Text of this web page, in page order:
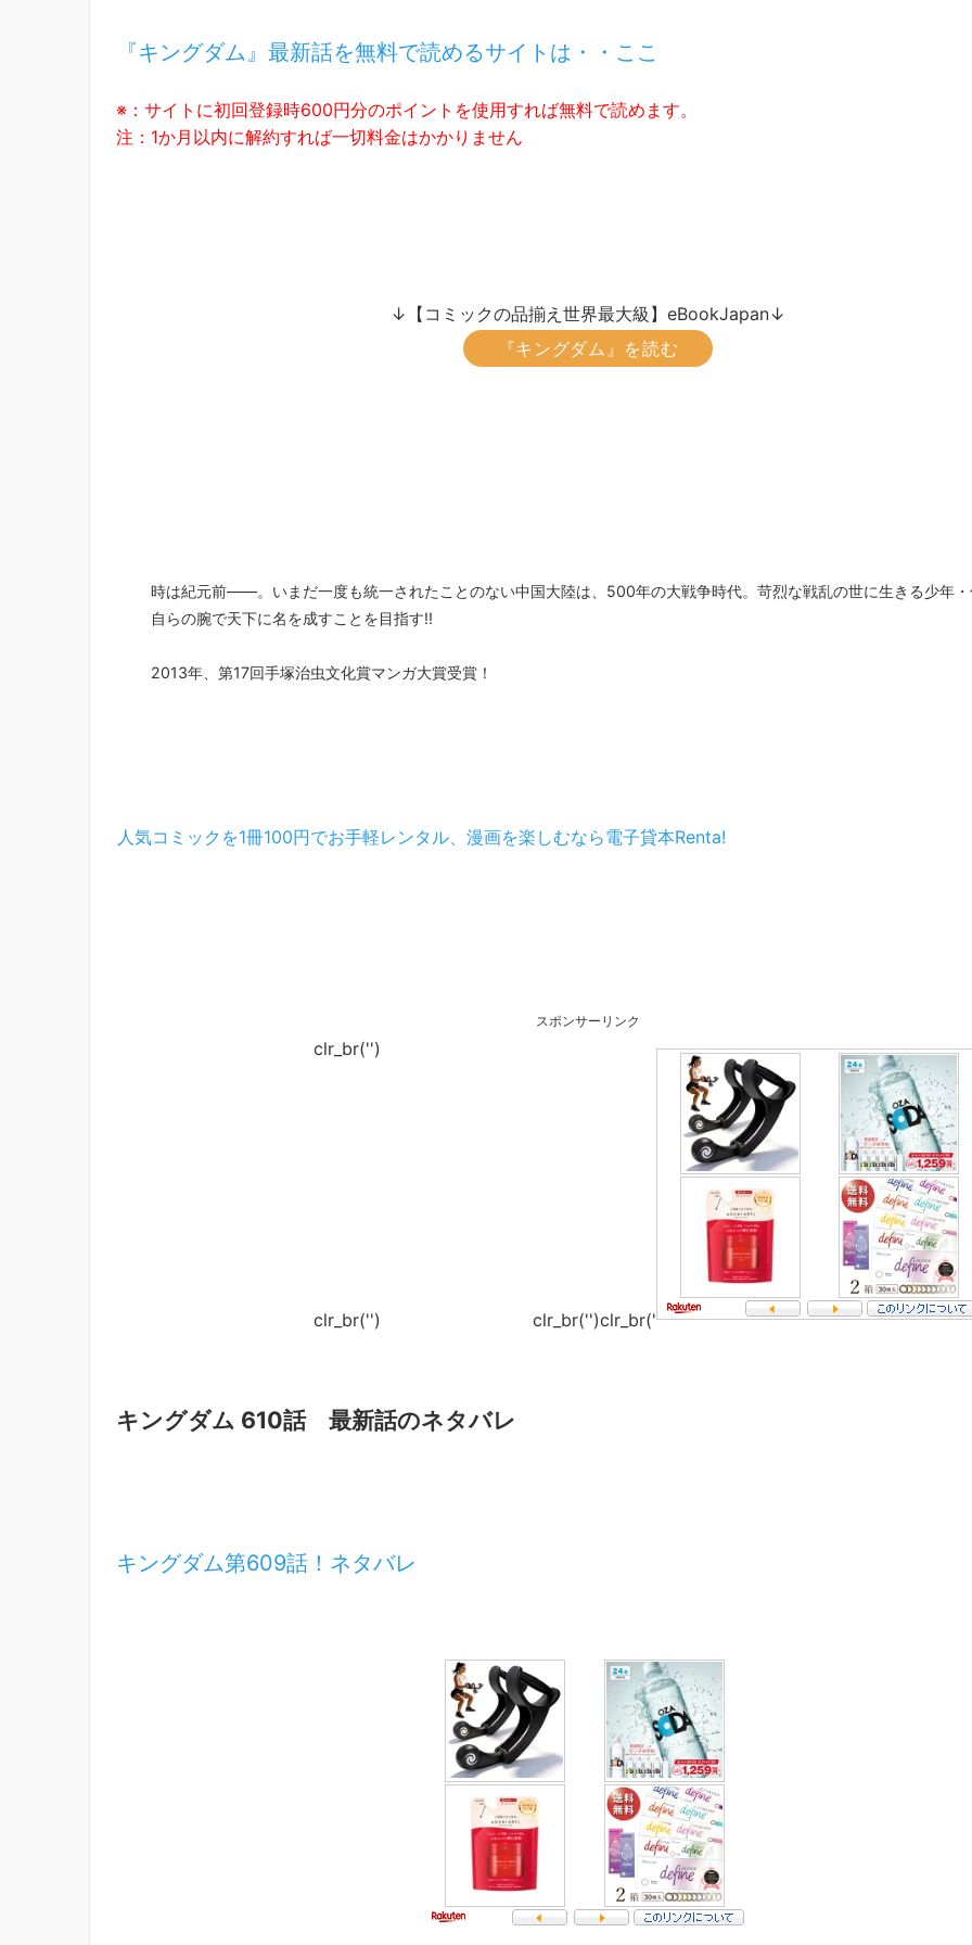
『キングダム』最新話を無料で読めるサイトは・・ここ
※：サイトに初回登録時600円分のポイントを使用すれば無料で読めます。
注：1か月以内に解約すれば一切料金はかかりません
↓【コミックの品揃え世界最大級】eBookJapan↓
『キングダム』を読む
時は紀元前――。いまだ一度も統一されたことのない中国大陸は、500年の大戦争時代。苛烈な戦乱の世に生きる少年
自らの腕で天下に名を成すことを目指す!!
2013年、第17回手塚治虫文化賞マンガ大賞受賞！
人気コミックを1冊100円でお手軽レンタル、漫画を楽しむなら電子貸本Renta!
スポンサーリンク
clr_br('')
clr_br('') clr_br('')clr_br('
キングダム 610話 最新話のネタバレ
キングダム第609話！ネタバレ